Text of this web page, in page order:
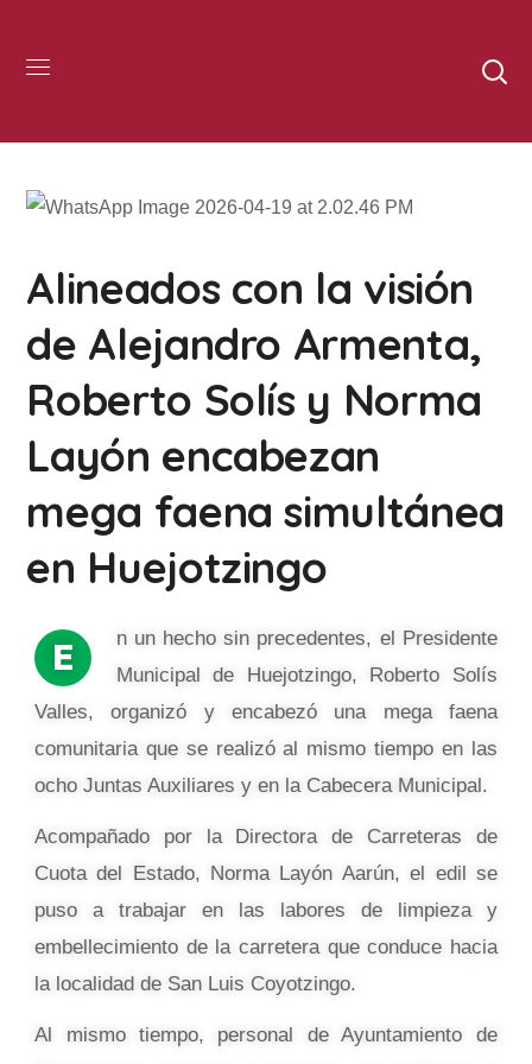
Alineados con la visión
de Alejandro Armenta,
Roberto Solís y Norma
Layón encabezan
mega faena simultánea
en Huejotzingo
E
n un hecho sin precedentes, el Presidente
Municipal de Huejotzingo, Roberto Solís
Valles, organizó y encabezó una mega faena
comunitaria que se realizó al mismo tiempo en las
ocho Juntas Auxiliares y en la Cabecera Municipal.
Acompañado por la Directora de Carreteras de
Cuota del Estado, Norma Layón Aarún, el edil se
puso a trabajar en las labores de limpieza y
embellecimiento de la carretera que conduce hacia
la localidad de San Luis Coyotzingo.
Al mismo tiempo, personal de Ayuntamiento de